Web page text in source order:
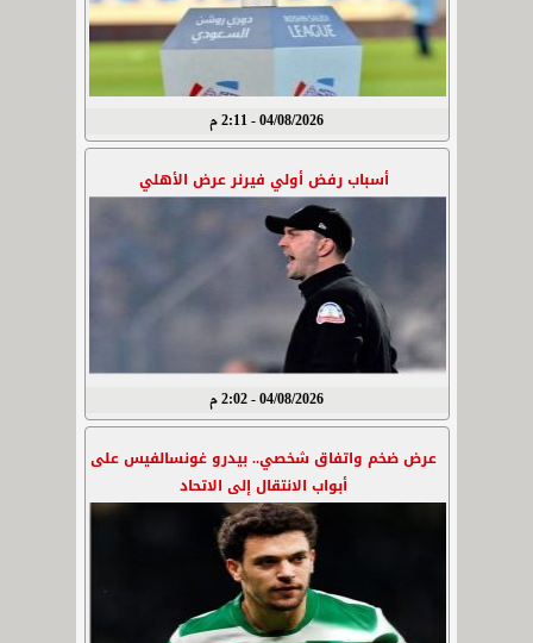
04/08/2026 - 2:11 م
أسباب رفض أولي فيرنر عرض الأهلي
04/08/2026 - 2:02 م
عرض ضخم واتفاق شخصي.. بيدرو غونسالفيس على
أبواب الانتقال إلى الاتحاد